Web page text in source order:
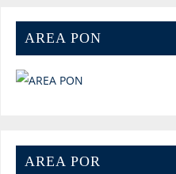
AREA PON
AREA POR